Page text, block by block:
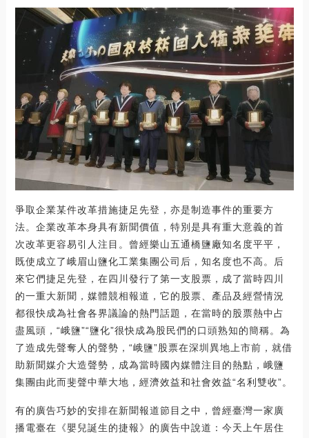
爭取企業某件改革措施捷足先登，亦是制造事件的重要方
法。企業改革本身具有新聞價值，特別是具有重大意義的首
次改革更容易引人注目。曾經樂山五通橋鹽廠知名度平平，
既使成立了峨眉山鹽化工業集團公司后，知名度也不高。后
來它們捷足先登，在四川發行了第一支股票，成了當時四川
的一重大新聞，媒體競相報道，它的股票、產品及經營情況
都很快成為社會各界議論的熱門話題，在當時的股票熱中占
盡風頭，“峨鹽”“鹽化”很快成為股民們的口頭熟知的簡稱。為
了造成先聲奪人的聲勢，“峨鹽”股票在深圳異地上市前，就借
助新聞媒介大造聲勢，成為當時國內媒體注目的熱點，峨鹽
集團由此而斐聲中華大地，經濟效益和社會效益“名利雙收”。
有的廣告巧妙的安排在新聞報道節目之中，曾經臺灣一家廣
播電臺在《嬰兒誕生的捷報》的廣告中說道：今天上午居住